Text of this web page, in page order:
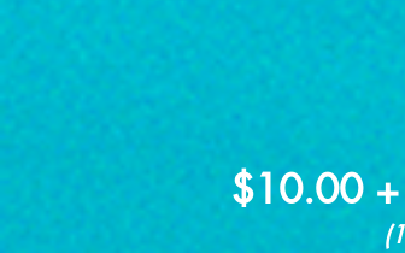
$10.00 +